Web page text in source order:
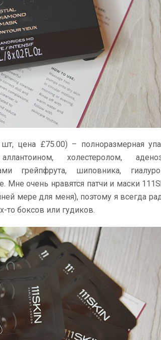
цена £75.00) – полноразмерная
холестеролом,
грейпфрута, шиповника,
Мне очень нравятся патчи и маски
мере для меня), поэтому я всегда
то боксов или гудиков.